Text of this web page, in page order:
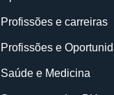
Profissões e carreiras
Profissões e
Saúde e Medicina